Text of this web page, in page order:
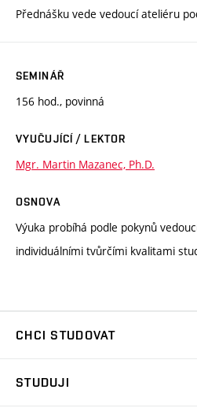
Přednášku vede vedoucí ateliéru
SEMINÁŘ
156 hod., povinná
VYUČUJÍCÍ / LEKTOR
Mgr. Martin Mazanec, Ph.D.
OSNOVA
Výuka probíhá podle pokynů
individuálními tvůrčími kvalitami
CHCI STUDOVAT
STUDUJI